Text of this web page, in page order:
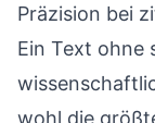
Präzision bei
Ein Text ohne
wohl die